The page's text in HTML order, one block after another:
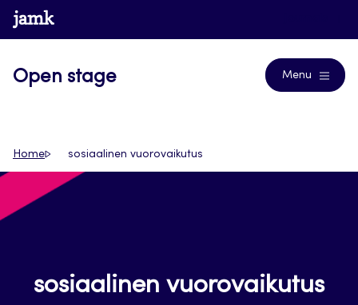
Siirry
suoraan
www.jamk.fi
Open stage Menu
Home sosiaalinen vuorovaikutus
sosiaalinen vuorovaikutus